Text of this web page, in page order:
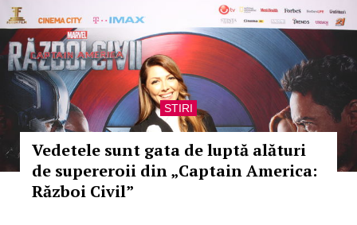
STIRI
Vedetele sunt gata de luptă alături
de supereroii din „Captain America:
Război Civil”